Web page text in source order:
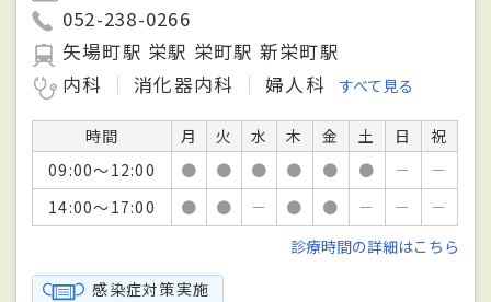
052-238-0266
矢場町駅 栄駅 栄町駅 新栄町駅
内科
消化器内科 婦人科 すべて見る
時間 月 火 水 木 金 土 日
祝
09:00～12:00
● ● ● ● ● ● －
－
14:00～17:00
● ● － ● ● － －
－
診療時間の詳細はこちら
感染症対策実施